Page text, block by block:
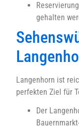
gehalten
Langenhorn ist
perfekten Ziel für
Der